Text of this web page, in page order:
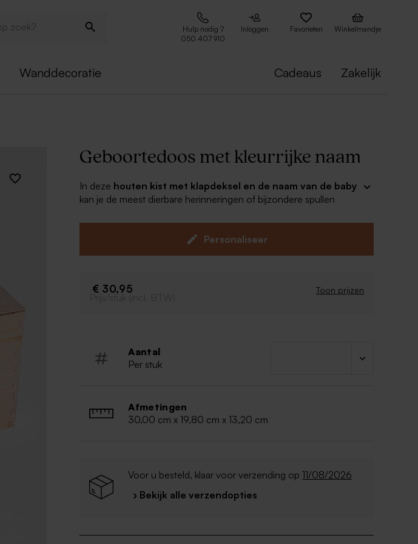
Hulp nodig ?
050 407 910
Inloggen Favorieten Winkelmandje
Wanddecoratie Cadeaus Zakelijk
Geboortedoos met kleurrijke naam
In deze houten kist met klapdeksel en de naam van de baby
kan je de meest dierbare herinneringen of bijzondere spullen
bovendien een blikvanger in elke ruimte! Een origineel cadeau
voor iemand die je graag ziet? Check!
Met klapdeksel
Personaliseer
€ 30,95 Toon prijzen
Prijs/stuk (incl. BTW)
Aantal
Per stuk
Afmetingen
30,00 cm x 19,80 cm x 13,20 cm
Voor u besteld, klaar voor verzending op11/08/2026
› Bekijk alle verzendopties